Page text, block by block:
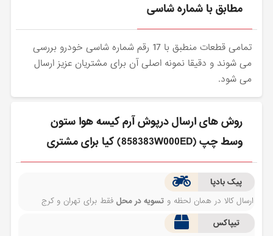
مطابق با شماره شاسی
تمامی قطعات منطبق با 17 رقم شماره شاسی خودرو بررسی
می شوند و دقیقا نمونه اصلی آن برای مشتریان عزیز ارسال
می شود.
روش های ارسال درپوش آرم كيسه هوا ستون
وسط چپ (858383W000ED) کیا برای مشتری
پیک بادپا
ارسال کالا در همان لحظه وتسویه در محل فقط برای تهران و کرج
تیپاکس